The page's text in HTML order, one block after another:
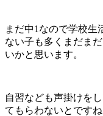
まだ中1なので学校生
ない子も多くまだま
いかと思います。
自習なども声掛けを
てもらわないとです